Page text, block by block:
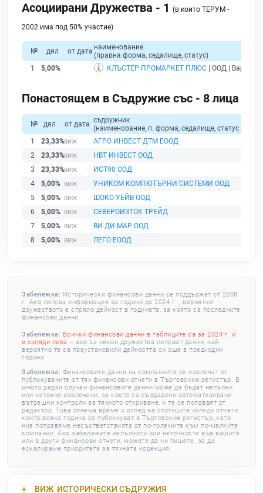
Асоциирани Дружества - 1 (в които ТЕРУМ -
2002 има под 50% участие)
№ дял от дата наименование
(правна форма, седалище, статус)
1
5,00% КЛЪСТЕР ПРОМАРКЕТ ПЛЮС | ООД | Варна |
Понастоящем в Съдружие със - 8 лица
№ дял от дата съдружник
(наименование, п. форма, седалище, статус /
1
23,33%
АГРО ИНВЕСТ ДТМ ЕООД
2
23,33%
НВТ ИНВЕСТ ООД
3
23,33%
ИСТ90 ООД
4
5,00%
УНИКОМ КОМПЮТЪРНИ СИСТЕМИ ООД
5
5,00%
ШОКО УЕЙВ ООД
6
5,00%
СЕВЕРОИЗТОК ТРЕЙД
7
5,00%
ВИ ДИ МАР ООД
8
5,00% ЛЕГО ЕООД
Забележка: Исторически финансови данни се поддържат от 2008
г. Ако липсва информация за години до 2024 г. , вероятно
дружеството е спряло дейност в годината, за която са последните
финансови данни.
Забележка: Всички финансови данни в таблиците са за 2024 г. и
в хиляди лева – ако за някои дружества липсват данни, най-
вероятно те са преустановили дейността си още в предходни
години.
Забележка: Финансовите данни на компаниите се извличат от
публикуваните от тях финансови отчети в Търговския регистър. В
много редки случаи финансовите данни може да бъдат непълни
или неточно извлечени, за което са създадени автоматизирани
вътрешни контроли за тяхното откриване, и те се поправят от
редактор. Това отнема време с оглед на стотиците хиляди отчети,
които всяка година се публикуват в Търговския регистър, като
ние поправяме несъответствията от по-големите към по-малките
компании. Ако забележите непълноти или неточности във вашите
или в други финансови отчети, можете да ни пишете, за да
ескалираме приоритета за тяхната корекция.
ВИЖ ИСТОРИЧЕСКИ СЪДРУЖИЯ